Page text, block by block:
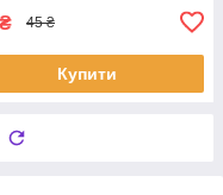
₴ 45 ₴
Купити